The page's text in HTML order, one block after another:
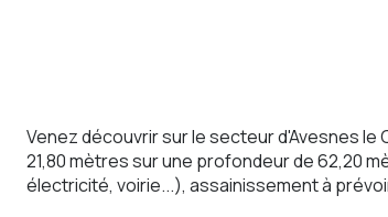
Venez découvrir sur le secteur d'Avesnes
21,80 mètres sur une profondeur de 62,20
électricité, voirie...), assainissement à